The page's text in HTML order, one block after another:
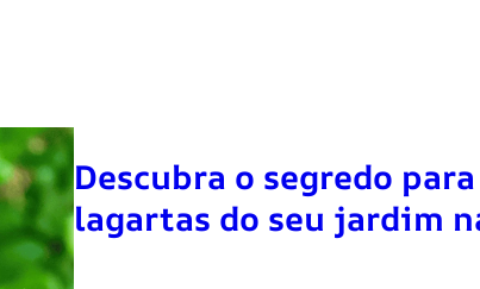
Descubra o segredo
lagartas do seu jardim